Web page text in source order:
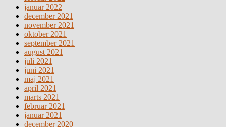
januar 2022
december 2021
november 2021
oktober 2021
september 2021
august 2021
juli 2021
juni 2021
maj 2021
april 2021
marts 2021
februar 2021
januar 2021
december 2020